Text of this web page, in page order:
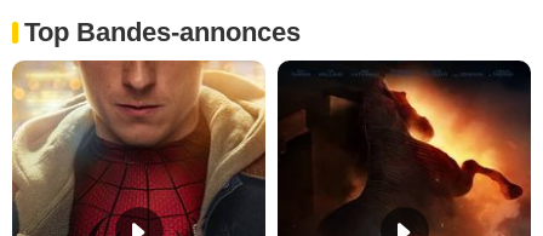
Top Bandes-annonces